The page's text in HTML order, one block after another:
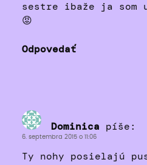
sestre ibaže ja som
😡
Odpovedať
Dominica píše:
6. septembra 2015 o 11:06
Ty nohy posielajú